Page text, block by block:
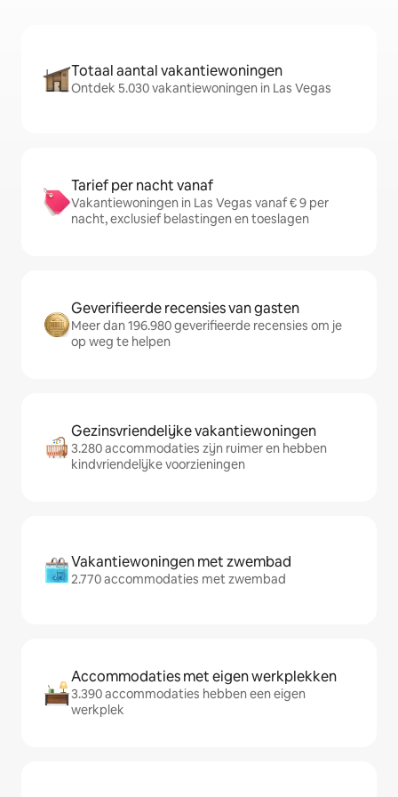
Totaal aantal vakantiewoningen
Ontdek 5.030 vakantiewoningen in Las Vegas
Tarief per nacht vanaf
Vakantiewoningen in Las Vegas vanaf € 9 per
nacht, exclusief belastingen en toeslagen
Geverifieerde recensies van gasten
Meer dan 196.980 geverifieerde recensies om je
op weg te helpen
Gezinsvriendelijke vakantiewoningen
3.280 accommodaties zijn ruimer en hebben
kindvriendelijke voorzieningen
Vakantiewoningen met zwembad
2.770 accommodaties met zwembad
Accommodaties met eigen werkplekken
3.390 accommodaties hebben een eigen
werkplek